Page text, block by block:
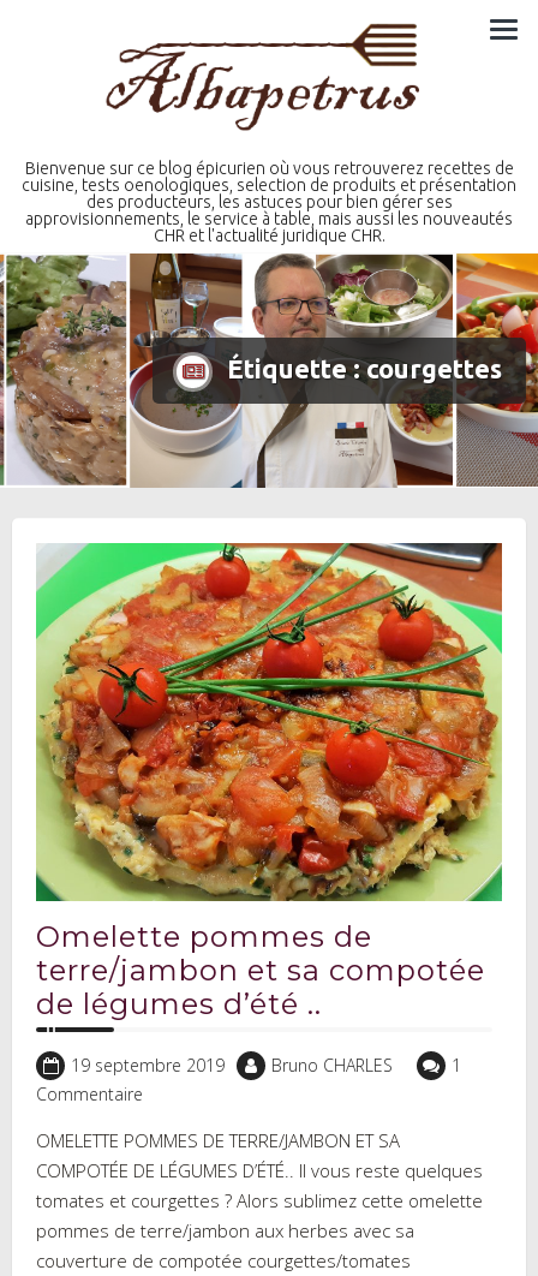
Bienvenue sur ce blog épicurien où vous retrouverez recettes de
cuisine, tests oenologiques, selection de produits et présentation
des producteurs, les astuces pour bien gérer ses
approvisionnements, le service à table, mais aussi les nouveautés
CHR et l'actualité juridique CHR.
Étiquette :courgettes
Omelette pommes de
terre/jambon et sa compotée
de légumes d’été ..
19 septembre 2019 Bruno CHARLES
1
Commentaire
OMELETTE POMMES DE TERRE/JAMBON ET SA
COMPOTÉE DE LÉGUMES D’ÉTÉ.. Il vous reste quelques
tomates et courgettes ? Alors sublimez cette omelette
pommes de terre/jambon aux herbes avec sa
couverture de compotée courgettes/tomates